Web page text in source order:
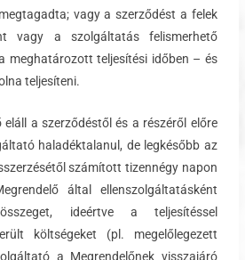
vagy a szerződést a felek
vagy a szolgáltatás felismerhető
meghatározott teljesítési időben – és
teljesíteni.
a szerződéstől és a részéről előre
haladéktalanul, de legkésőbb az
számított tizennégy napon
által ellenszolgáltatásként
ideértve a teljesítéssel
költségeket (pl. megelőlegezett
a Megrendelőnek visszajáró